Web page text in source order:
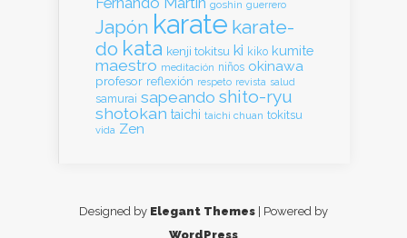
goshin guerrero
Japón karate karate-
do kata kenji tokitsu ki kiko kumite
maestro meditación niños okinawa
profesor reflexión respeto revista salud
samurai sapeando shito-ryu
shotokan taichi taichi chuan tokitsu
vida Zen
Designed by Elegant Themes | Powered by
WordPress